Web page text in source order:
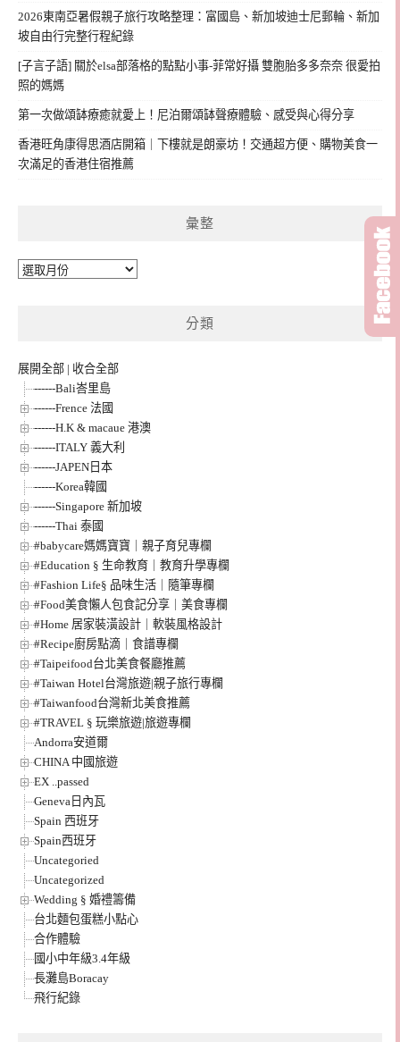
2026東南亞暑假親子旅行攻略整理：富國島、新加坡迪士尼郵輪、新加
坡自由行完整行程紀錄
[子言子語] 關於elsa部落格的點點小事-菲常好攝 雙胞胎多多奈奈 很愛拍
照的媽媽
第一次做頌缽療癒就愛上！尼泊爾頌缽聲療體驗、感受與心得分享
香港旺角康得思酒店開箱｜下樓就是朗豪坊！交通超方便、購物美食一
次滿足的香港住宿推薦
彙整
彙
分類
展開全部 | 收合全部
------Bali峇里島
------Frence 法國
------H.K & macaue 港澳
------ITALY 義大利
------JAPEN日本
------Korea韓國
------Singapore 新加坡
------Thai 泰國
#babycare媽媽寶寶｜親子育兒專欄
#Education § 生命教育｜教育升學專欄
#Fashion Life§ 品味生活｜隨筆專欄
#Food美食懶人包食記分享｜美食專欄
#Home 居家裝潢設計｜軟裝風格設計
#Recipe廚房點滴｜食譜專欄
#Taipeifood台北美食餐廳推薦
#Taiwan Hotel台灣旅遊|親子旅行專欄
#Taiwanfood台灣新北美食推薦
#TRAVEL § 玩樂旅遊|旅遊專欄
Andorra安道爾
CHINA 中國旅遊
EX ..passed
Geneva日內瓦
Spain 西班牙
Spain西班牙
Uncategoried
Uncategorized
Wedding § 婚禮籌備
台北麵包蛋糕小點心
合作體驗
國小中年級3.4年級
長灘島Boracay
飛行紀錄